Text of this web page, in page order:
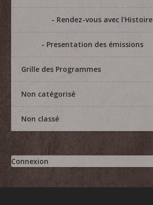
Rendez-vous avec l'Histoire
Presentation des émissions
Grille des Programmes
Non catégorisé
Non classé
Connexion